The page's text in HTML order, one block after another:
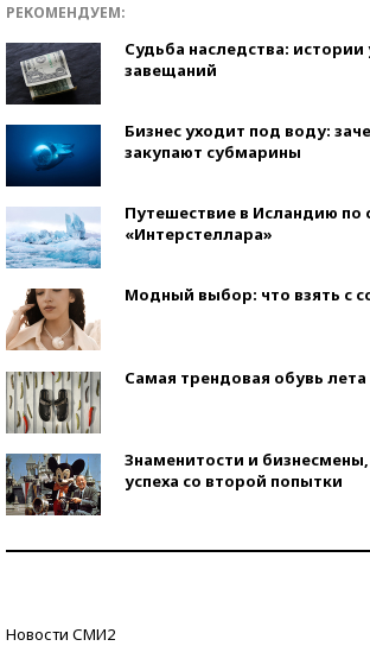
РЕКОМЕНДУЕМ:
Судьба наследства:
завещаний
Бизнес уходит под воду:
закупают субмарины
Путешествие в Исландию по
«Интерстеллара»
Модный выбор: что взять с
Самая трендовая обувь лета
Знаменитости и
успеха со второй попытки
Новости СМИ2